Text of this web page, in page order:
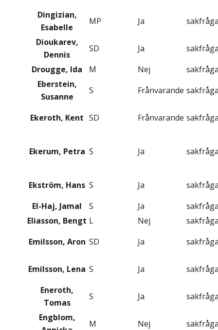
Dingizian,
Esabelle
MP Ja
Dioukarev,
Dennis
SD Ja
Drougge, Ida
M Nej
Eberstein,
Susanne
S Frånvarande
Ekeroth, Kent SD Frånvarande
Ekerum, Petra S Ja
Ekström, Hans S Ja
El-Haj, Jamal
S Ja
Eliasson, Bengt L Nej
Emilsson, Aron SD Ja
Emilsson, Lena S Ja
Eneroth,
Tomas
S Ja
Engblom,
M Nej